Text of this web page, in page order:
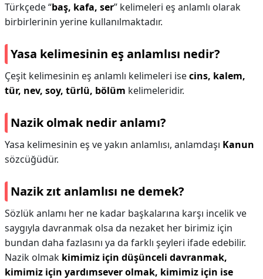
Türkçede “baş, kafa, ser” kelimeleri eş anlamlı olarak
birbirlerinin yerine kullanılmaktadır.
Yasa kelimesinin eş anlamlısı nedir?
Çeşit kelimesinin eş anlamlı kelimeleri isecins, kalem,
tür, nev, soy, türlü, bölüm kelimeleridir.
Nazik olmak nedir anlamı?
Yasa kelimesinin eş ve yakın anlamlısı, anlamdaşı Kanun
sözcüğüdür.
Nazik zıt anlamlısı ne demek?
Sözlük anlamı her ne kadar başkalarına karşı incelik ve
saygıyla davranmak olsa da nezaket her birimiz için
bundan daha fazlasını ya da farklı şeyleri ifade edebilir.
Nazik olmak kimimiz için düşünceli davranmak,
kimimiz için yardımsever olmak, kimimiz için ise